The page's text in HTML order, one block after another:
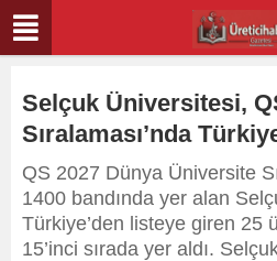
Selçuk Üniversitesi,
Sıralaması’nda
QS 2027 Dünya Üniversite
1400 bandında yer alan
Türkiye’den listeye giren 25
15’inci sırada yer aldı.